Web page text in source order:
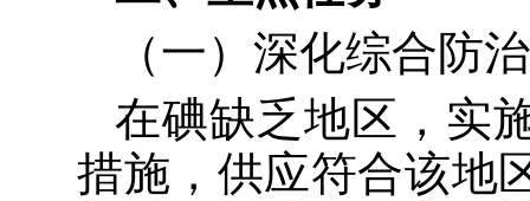
（一） 深化综合防
在碘缺乏地区，实
措施，供应符合该地